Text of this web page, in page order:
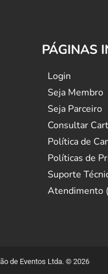
PÁGINAS
Login
Seja Membro
Seja Parceiro
Consultar
Política de
Políticas de
Suporte
Atendimento
de Eventos Ltda. ©️ 2026